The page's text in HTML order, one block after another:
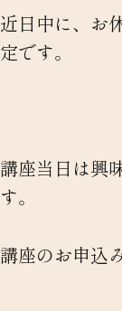
近日中に、お
定です。
講座当日は興
す。
講座のお申